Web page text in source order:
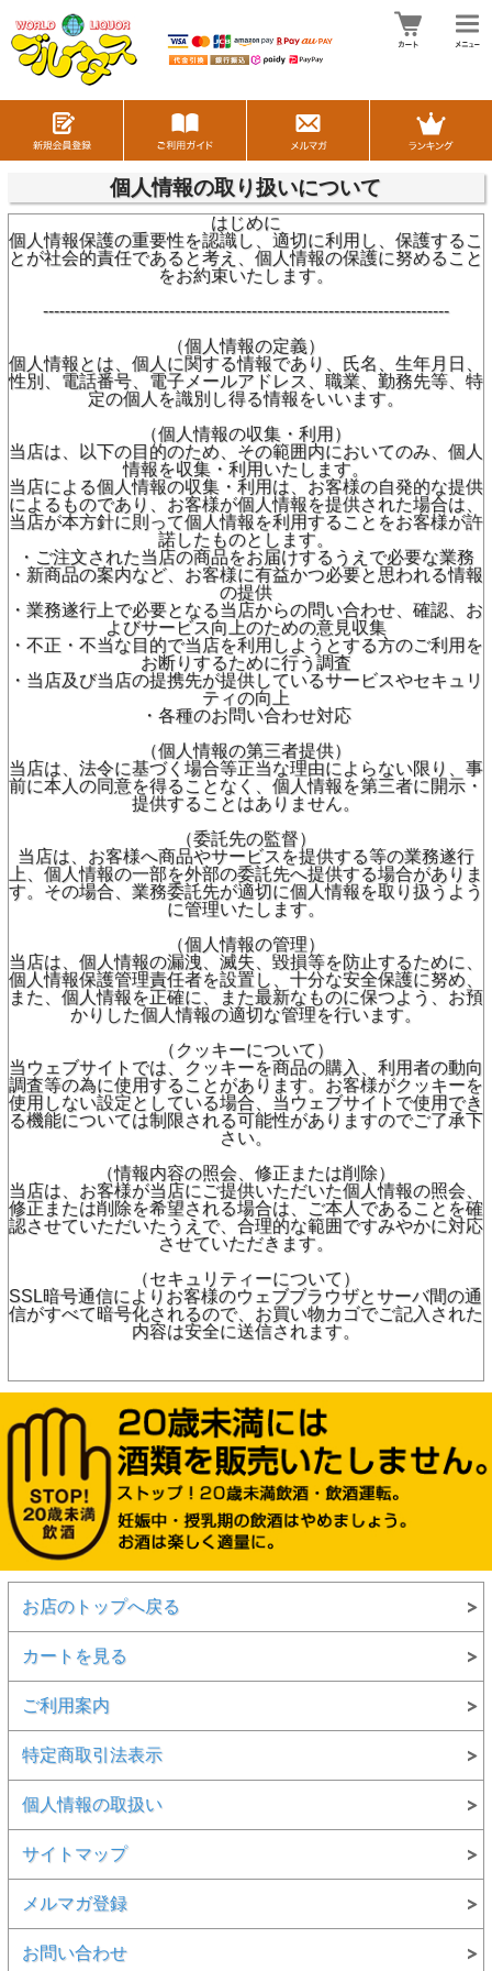
個人情報の取り扱いについて
はじめに
個人情報保護の重要性を認識し、適切に利用し、保護するこ
とが社会的責任であると考え、個人情報の保護に努めること
をお約束いたします。
--------------------------------------------------------------------------
（個人情報の定義）
個人情報とは、個人に関する情報であり、氏名、生年月日、
性別、電話番号、電子メールアドレス、職業、勤務先等、特
定の個人を識別し得る情報をいいます。
（個人情報の収集・利用）
当店は、以下の目的のため、その範囲内においてのみ、個人
情報を収集・利用いたします。
当店による個人情報の収集・利用は、お客様の自発的な提供
によるものであり、お客様が個人情報を提供された場合は、
当店が本方針に則って個人情報を利用することをお客様が許
諾したものとします。
・ご注文された当店の商品をお届けするうえで必要な業務
・新商品の案内など、お客様に有益かつ必要と思われる情報
の提供
・業務遂行上で必要となる当店からの問い合わせ、確認、お
よびサービス向上のための意見収集
・不正・不当な目的で当店を利用しようとする方のご利用を
お断りするために行う調査
・当店及び当店の提携先が提供しているサービスやセキュリ
ティの向上
・各種のお問い合わせ対応
（個人情報の第三者提供）
当店は、法令に基づく場合等正当な理由によらない限り、事
前に本人の同意を得ることなく、個人情報を第三者に開示・
提供することはありません。
（委託先の監督）
当店は、お客様へ商品やサービスを提供する等の業務遂行
上、個人情報の一部を外部の委託先へ提供する場合がありま
す。その場合、業務委託先が適切に個人情報を取り扱うよう
に管理いたします。
（個人情報の管理）
当店は、個人情報の漏洩、滅失、毀損等を防止するために、
個人情報保護管理責任者を設置し、十分な安全保護に努め、
また、個人情報を正確に、また最新なものに保つよう、お預
かりした個人情報の適切な管理を行います。
（クッキーについて）
当ウェブサイトでは、クッキーを商品の購入、利用者の動向
調査等の為に使用することがあります。お客様がクッキーを
使用しない設定としている場合、当ウェブサイトで使用でき
る機能については制限される可能性がありますのでご了承下
さい。
（情報内容の照会、修正または削除）
当店は、お客様が当店にご提供いただいた個人情報の照会、
修正または削除を希望される場合は、ご本人であることを確
認させていただいたうえで、合理的な範囲ですみやかに対応
させていただきます。
（セキュリティーについて）
SSL暗号通信によりお客様のウェブブラウザとサーバ間の通
信がすべて暗号化されるので、お買い物カゴでご記入された
内容は安全に送信されます。
お店のトップへ戻る
カートを見る
ご利用案内
特定商取引法表示
個人情報の取扱い
サイトマップ
メルマガ登録
お問い合わせ